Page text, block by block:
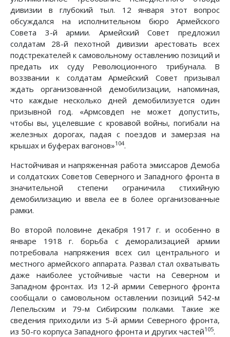
дивизии в глубокий тыл. 12 января этот вопрос
обсуждался на исполнительном бюро Армейского
Совета 3-й армии. Армейский Совет предложил
солдатам 28-й пехотной дивизии арестовать всех
подстрекателей к самовольному оставлению позиций и
предать их суду Революционного трибунала. В
воззвании к солдатам Армейский Совет призывал
ждать организованной демобилизации, напоминая,
что каждые несколько дней демобилизуется один
призывной год. «Армсовдеп не может допустить,
чтобы вы, уцелевшие с кровавой войны, погибали на
железных дорогах, падая с поездов и замерзая на
крышах и буферах вагонов»104.
Настойчивая и напряженная работа эмиссаров Демоба
и солдатских Советов Северного и Западного фронта в
значительной степени ограничила стихийную
демобилизацию и ввела ее в более организованные
рамки.
Во второй половине декабря 1917 г. и особенно в
январе 1918 г. борьба с деморализацией армии
потребовала напряжения всех сил центрального и
местного армейского аппарата. Развал стал охватывать
даже наиболее устойчивые части на Северном и
Западном фронтах. Из 12-й армии Северного фронта
сообщали о самовольном оставлении позиций 542-м
Лепельским и 79-м Сибирским полками. Такие же
сведения приходили из 5-й армии Северного фронта,
из 50-го корпуса Западного фронта и других частей105.